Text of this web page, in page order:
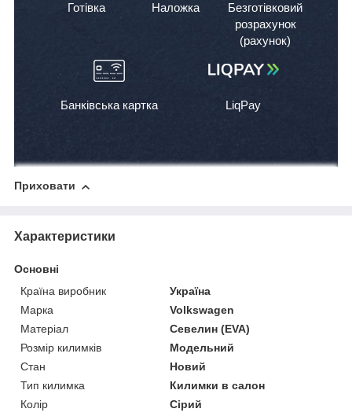
Готівка Наложка
Безготівковий
розрахунок
(рахунок)
Банківська картка LiqPay
Приховати
Характеристики
Основні
Країна виробник
Україна
Марка
Volkswagen
Матеріал
Севелин (EVA)
Розмір килимків
Модельний
Стан
Новий
Тип килимка
Килимки в салон
Колір
Сірий